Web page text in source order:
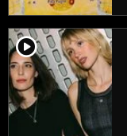
player2